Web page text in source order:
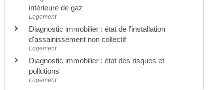
intérieure de gaz
Logement
Diagnostic immobilier : état de l'installation
d'assainissement non collectif
Logement
Diagnostic immobilier : état des risques et
pollutions
Logement